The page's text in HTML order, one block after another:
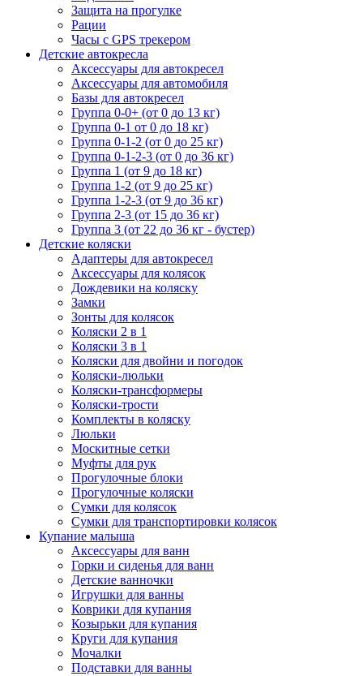
Защита на прогулке
Рации
Часы с GPS трекером
Детские автокресла
Аксессуары для автокресел
Аксессуары для автомобиля
Базы для автокресел
Группа 0-0+ (от 0 до 13 кг)
Группа 0-1 от 0 до 18 кг)
Группа 0-1-2 (от 0 до 25 кг)
Группа 0-1-2-3 (от 0 до 36 кг)
Группа 1 (от 9 до 18 кг)
Группа 1-2 (от 9 до 25 кг)
Группа 1-2-3 (от 9 до 36 кг)
Группа 2-3 (от 15 до 36 кг)
Группа 3 (от 22 до 36 кг - бустер)
Детские коляски
Адаптеры для автокресел
Аксессуары для колясок
Дождевики на коляску
Замки
Зонты для колясок
Коляски 2 в 1
Коляски 3 в 1
Коляски для двойни и погодок
Коляски-люльки
Коляски-трансформеры
Коляски-трости
Комплекты в коляску
Люльки
Москитные сетки
Муфты для рук
Прогулочные блоки
Прогулочные коляски
Сумки для колясок
Сумки для транспортировки колясок
Купание малыша
Аксессуары для ванн
Горки и сиденья для ванн
Детские ванночки
Игрушки для ванны
Коврики для купания
Козырьки для купания
Круги для купания
Мочалки
Подставки для ванны